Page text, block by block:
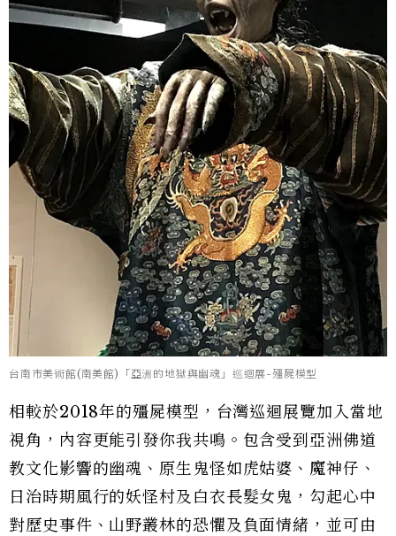
台南市美術館(南美館)「亞洲的地獄與幽魂」巡迴展-殭屍模型
相較於2018年的殭屍模型，台灣巡迴展覽加入當地
視角，內容更能引發你我共鳴。包含受到亞洲佛道
教文化影響的幽魂、原生鬼怪如虎姑婆、魔神仔、
日治時期風行的妖怪村及白衣長髮女鬼，勾起心中
對歷史事件、山野叢林的恐懼及負面情緒，並可由